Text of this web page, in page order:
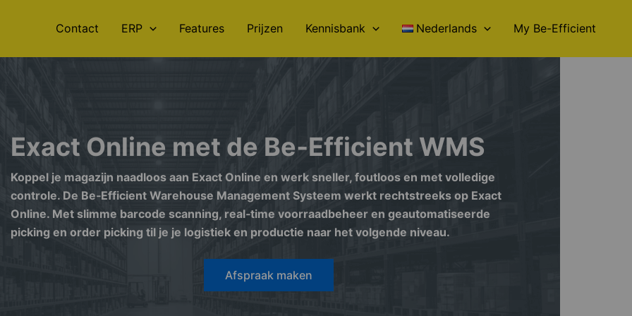
Contact ERP Features Prijzen Kennisbank Nederlands My Be-Efficient
Exact Online met de Be‑Efficient WMS
Koppel je magazijn naadloos aan Exact Online en werk sneller, foutloos en met volledige
controle. De Be‑Efficient Warehouse Management Systeem werkt rechtstreeks op Exact
Online. Met slimme barcode scanning, real‑time voorraadbeheer en geautomatiseerde
picking en order picking til je je logistiek en productie naar het volgende niveau.
Afspraak maken